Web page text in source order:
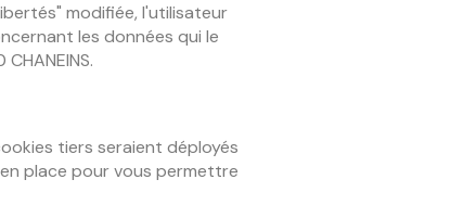
modifiée, l'utilisateur
les données qui le
tiers seraient déployés
place pour vous permettre